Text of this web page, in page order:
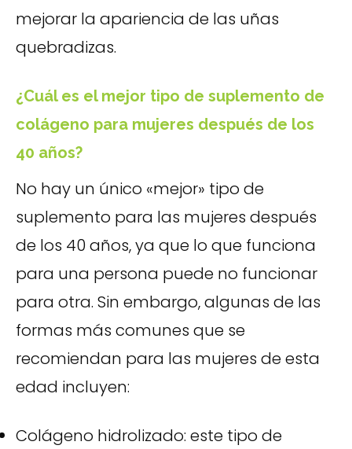
mejorar la apariencia de las uñas
quebradizas.
¿Cuál es el mejor tipo de suplemento de
colágeno para mujeres después de los
40 años?
No hay un único «mejor» tipo de
suplemento para las mujeres después
de los 40 años, ya que lo que funciona
para una persona puede no funcionar
para otra. Sin embargo, algunas de las
formas más comunes que se
recomiendan para las mujeres de esta
edad incluyen:
Colágeno hidrolizado: este tipo de